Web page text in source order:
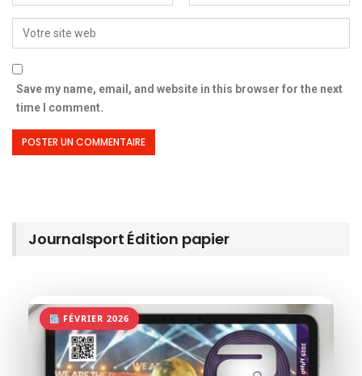
Save my name, email, and website in this browser for the next
time I comment.
Journalsport Édition papier
FÉVRIER 2026